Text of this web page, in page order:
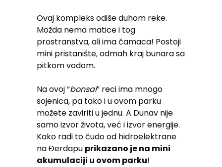
Ovaj kompleks odiše duhom reke.
Možda nema matice i tog
prostranstva, ali ima čamaca! Postoji
mini pristanište, odmah kraj bunara sa
pitkom vodom.
Na ovoj “bonsai” reci ima mnogo
sojenica, pa tako i u ovom parku
možete zaviriti u jednu. A Dunav nije
samo izvor života, već i izvor energije.
Kako radi to čudo od hidroelektrane
na Đerdapu prikazano je na mini
akumulaciji u ovom parku!